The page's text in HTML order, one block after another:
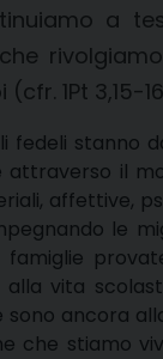
a
1Pt 3,15-
fedeli stanno
il
affettive,
le
vita
ancora
che stiamo